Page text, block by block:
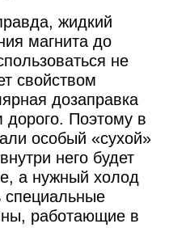
жидкий
магнита до
не
свойством
дозаправка
Поэтому в
особый «сухой»
него будет
а нужный холод
специальные
работающие в